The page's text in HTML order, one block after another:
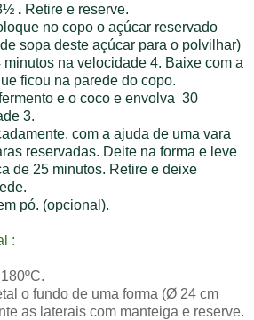
. Retire e reserve.
no copo o açúcar reservado
sopa deste açúcar para o polvilhar)
minutos na velocidade 4. Baixe com a
ficou na parede do copo.
e o coco e envolva 30
3.
com a ajuda de uma vara
reservadas. Deite na forma e leve
de 25 minutos. Retire e deixe
pó. (opcional).
:
o fundo de uma forma (Ø 24 cm
as laterais com manteiga e reserve.